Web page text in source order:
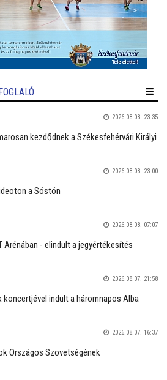
2026.08.08. 23:35
kezdődnek a Székesfehérvári Királyi
2026.08.08. 23:00
a Sóstón
2026.08.08. 07:07
Arénában - elindult a jegyértékesítés
2026.08.07. 21:58
indult a háromnapos Alba
2026.08.07. 16:37
Országos Szövetségének